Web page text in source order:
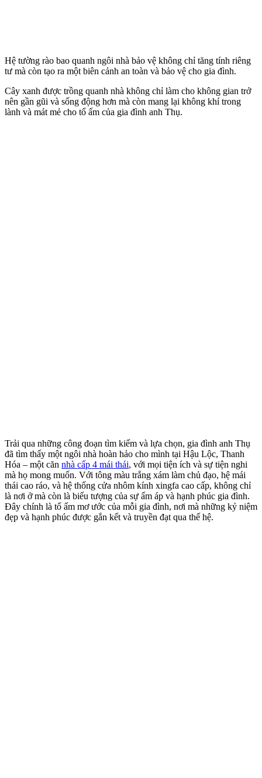
Hệ tường rào bao quanh ngôi nhà bảo vệ không chỉ tăng tính riêng
tư mà còn tạo ra một biên cảnh an toàn và bảo vệ cho gia đình.
Cây xanh được trồng quanh nhà không chỉ làm cho không gian trở
nên gần gũi và sống động hơn mà còn mang lại không khí trong
lành và mát mẻ cho tổ ấm của gia đình anh Thụ.
Trải qua những công đoạn tìm kiếm và lựa chọn, gia đình anh Thụ
đã tìm thấy một ngôi nhà hoàn hảo cho mình tại Hậu Lộc, Thanh
Hóa – một căn nhà cấp 4 mái thái, với mọi tiện ích và sự tiện nghi
mà họ mong muốn. Với tông màu trắng xám làm chủ đạo, hệ mái
thái cao ráo, và hệ thống cửa nhôm kính xingfa cao cấp, không chỉ
là nơi ở mà còn là biểu tượng của sự ấm áp và hạnh phúc gia đình.
Đây chính là tổ ấm mơ ước của mỗi gia đình, nơi mà những kỷ niệm
đẹp và hạnh phúc được gắn kết và truyền đạt qua thế hệ.